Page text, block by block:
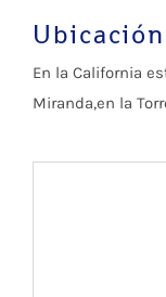
En la California
Miranda,en la